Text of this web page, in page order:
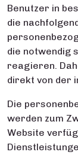
Benutzer in
die
die notwendig
reagieren.
direkt von der
Die
werden zum
Website